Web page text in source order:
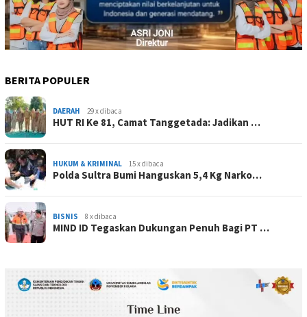
BERITA POPULER
DAERAH 29 x dibaca
HUT RI Ke 81, Camat Tanggetada: Jadikan …
HUKUM & KRIMINAL 15 x dibaca
Polda Sultra Bumi Hanguskan 5,4 Kg Narko…
BISNIS 8 x dibaca
MIND ID Tegaskan Dukungan Penuh Bagi PT …